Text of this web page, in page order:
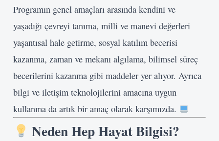
Programın genel amaçları arasında kendini ve
yaşadığı çevreyi tanıma, milli ve manevi değerleri
yaşantısal hale getirme, sosyal katılım becerisi
kazanma, zaman ve mekanı algılama, bilimsel süreç
becerilerini kazanma gibi maddeler yer alıyor. Ayrıca
bilgi ve iletişim teknolojilerini amacına uygun
kullanma da artık bir amaç olarak karşımızda.
Neden Hep Hayat Bilgisi?